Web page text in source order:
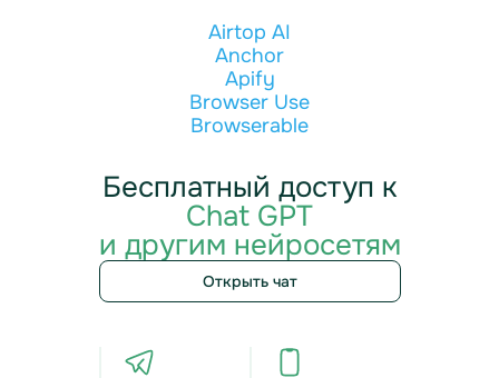
Airtop AI
Anchor
Apify
Browser Use
Browserable
Бесплатный доступ к
Chat GPT
и другим нейросетям
Открыть чат